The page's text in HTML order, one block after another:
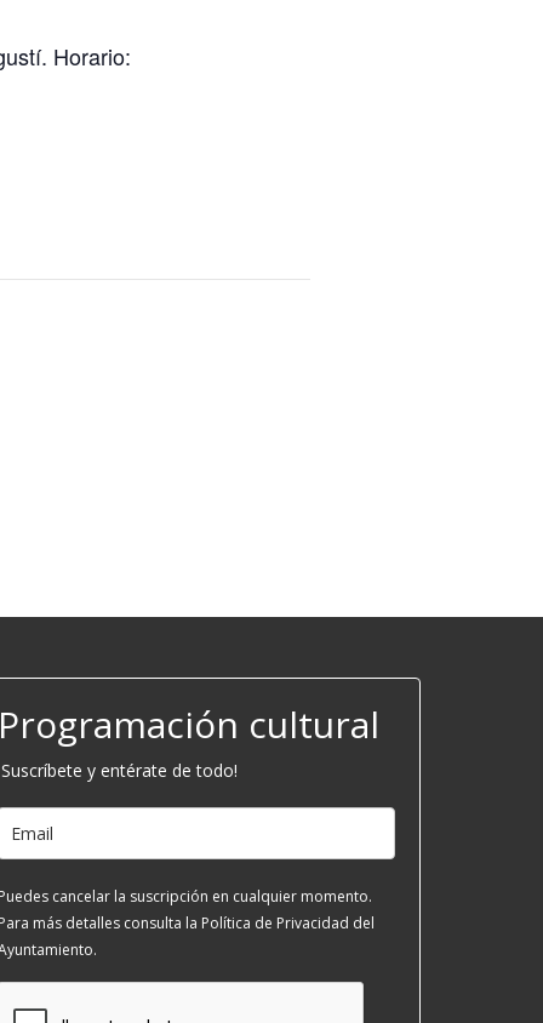
Horario:
cultural
y entérate de todo!
cancelar la suscripción en cualquier momento.
más detalles consulta la Política de Privacidad del